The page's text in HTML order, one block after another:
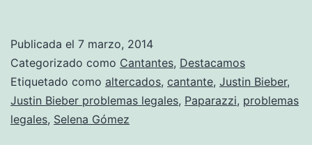
terrible
Publicada el 7 marzo, 2014
Categorizado como Cantantes, Destacamos
Etiquetado como altercados, cantante, Justin Bieber,
Justin Bieber problemas legales, Paparazzi, problemas
legales, Selena Gómez